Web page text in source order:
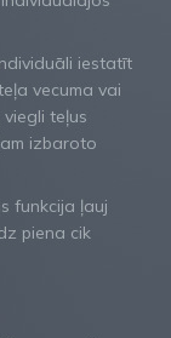
iestatīt
vecuma vai
teļus
izbaroto
funkcija ļauj
piena cik